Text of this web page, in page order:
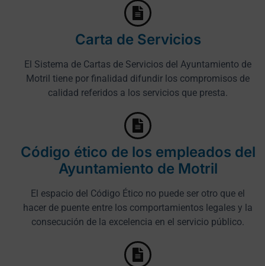
Carta de Servicios
El Sistema de Cartas de Servicios del Ayuntamiento de
Motril tiene por finalidad difundir los compromisos de
calidad referidos a los servicios que presta.
Código ético de los empleados del
Ayuntamiento de Motril
El espacio del Código Ético no puede ser otro que el
hacer de puente entre los comportamientos legales y la
consecución de la excelencia en el servicio público.